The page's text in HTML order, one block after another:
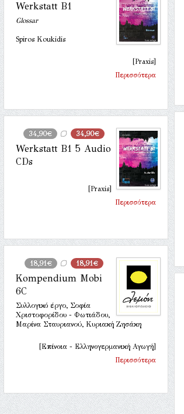
Werkstatt B1
Glossar
Spiros Koukidis
[Praxis]
Περισσότερα
34,90€ 34,90€
Werkstatt B1 5 Audio
CDs
[Praxis]
Περισσότερα
18,91€ 18,91€
Kompendium Mobi
6C
Συλλογικό έργο, Σοφία
Χριστοφορίδου - Φωτιάδου,
Μαρίνα Σταυριανού, Κυριακή Ζησάκη
[Επίνοια - Ελληνογερμανική Αγωγή]
Περισσότερα